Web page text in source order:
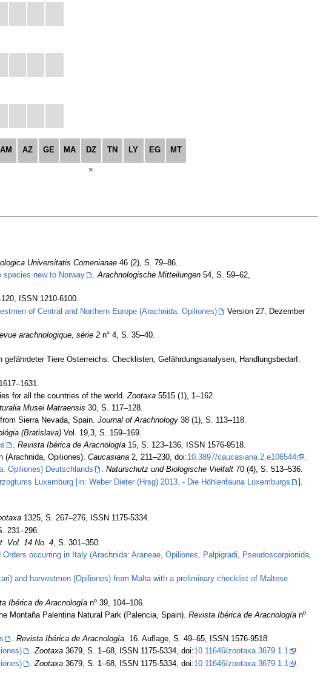
AM AZ GE MA DZ TN LY EG MT
×
Universitatis Comenianae46 (2), S. 79–86.
species new to Norway .Arachnologische Mitteilungen54, S. 59–62,
ISSN 1210-6100.
of Central and Northern Europe (Arachnida: Opiliones)
Version 27. Dezember
arachnologique, série 2n° 4, S. 35–40.
Tiere Österreichs. Checklisten, Gefährdungsanalysen, Handlungsbedarf.
for all the countries of the world.Zootaxa5515 (1), 1–162.
Musei Matraensis 30, S. 117–128.
Sierra Nevada, Spain. Journal of Arachnology38 (1), S. 113–118.
(Bratislava)Vol. 19,3, S. 159–169.
. Revista Ibérica de Aracnología15, S. 123–136, ISSN 1576-9518.
(Arachnida, Opiliones). Caucasiana2, 211–230, doi:10.3897/caucasiana.2.e106544
.
Opiliones) Deutschlands . Naturschutz und Biologische Vielfalt70 (4), S. 513–536.
Luxemburg [in: Weber Dieter (Hrsg) 2013. - Die Höhlenfauna Luxemburgs
].
1325, S. 267–276, ISSN 1175-5334.
231–296.
Vol. 14 No. 4, S. 301–350.
occurring in Italy (Arachnida: Araneae, Opiliones, Palpigradi, Pseudoscorpionida,
and harvestmen (Opiliones) from Malta with a preliminary checklist of Maltese
Ibérica de Aracnologíanº 39, 104–106.
Montaña Palentina Natural Park (Palencia, Spain). Revista Ibérica de Aracnologíanº
. Revista Ibérica de Aracnología. 16. Auflage, S. 49–65, ISSN 1576-9518.
.Zootaxa3679, S. 1–68, ISSN 1175-5334, doi:10.11646/zootaxa.3679.1.1
.
Zootaxa3679, S. 1–68, ISSN 1175-5334, doi:10.11646/zootaxa.3679.1.1